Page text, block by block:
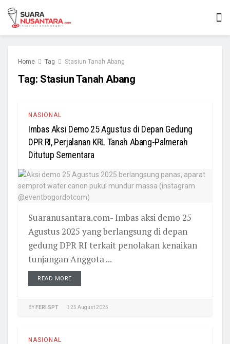
Home Tag Stasiun Tanah Abang
Tag: Stasiun Tanah Abang
NASIONAL
Imbas Aksi Demo 25 Agustus di Depan Gedung
DPR RI, Perjalanan KRL Tanah Abang-Palmerah
Ditutup Sementara
Suaranusantara.com- Imbas aksi demo 25
Agustus 2025 yang berlangsung di depan
gedung DPR RI terkait penolakan kenaikan
tunjangan Anggota ...
READ MORE
BY FERI SPT 25 August 2025
NASIONAL